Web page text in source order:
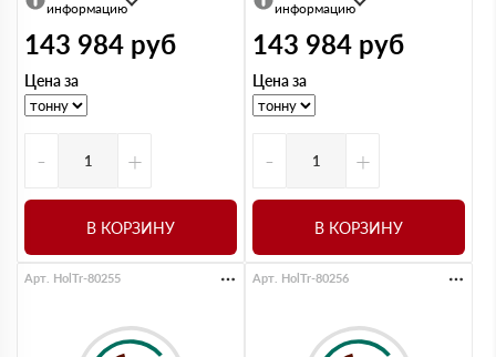
информацию
143 984 руб
Цена за
- +
В КОРЗИНУ
информацию
143 984 руб
Цена за
- +
В КОРЗИНУ
Арт. HolTr-80255 Арт. HolTr-80256